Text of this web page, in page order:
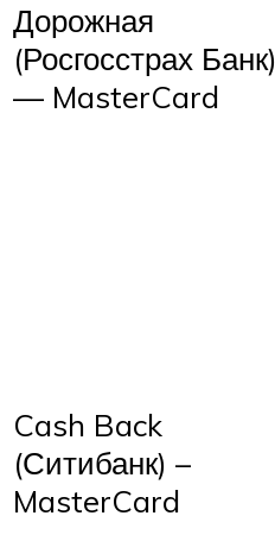
Дорожная
(Росгосстрах Банк)
— MasterCard
Cash Back
(Ситибанк) –
MasterCard